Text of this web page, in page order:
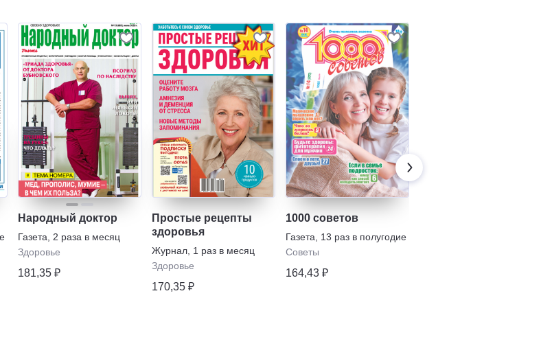
Народный доктор
Газета
2 раза в месяц
Здоровье
181,35 ₽
Простые рецепты
здоровья
Журнал 1 раз в месяц
Здоровье
170,35 ₽
1000 советов
Газета
13 раз в полугодие
Советы
164,43 ₽